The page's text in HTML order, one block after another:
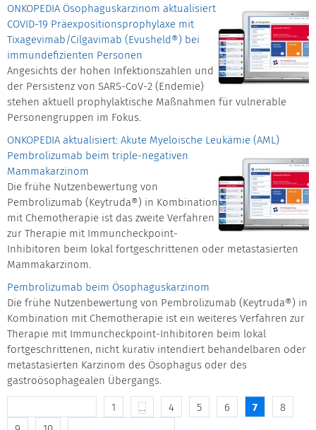
ONKOPEDIA Ösophaguskarzinom aktualisiert
COVID-19 Präexpositionsprophylaxe mit
Tixagevimab/Cilgavimab (Evusheld®) bei
immundefizienten Personen
Angesichts der hohen Infektionszahlen und
der Persistenz von SARS-CoV-2 (Endemie)
stehen aktuell prophylaktische Maßnahmen für vulnerable
Personengruppen im Fokus.
ONKOPEDIA aktualisiert: Akute Myeloische Leukämie (AML)
Pembrolizumab beim triple-negativen
Mammakarzinom
Die frühe Nutzenbewertung von
Pembrolizumab (Keytruda®) in Kombination
mit Chemotherapie ist das zweite Verfahren
zur Therapie mit Immuncheckpoint-
Inhibitoren beim lokal fortgeschrittenen oder metastasierten
Mammakarzinom.
Pembrolizumab beim Ösophaguskarzinom
Die frühe Nutzenbewertung von Pembrolizumab (Keytruda®) in
Kombination mit Chemotherapie ist ein weiteres Verfahren zur
Therapie mit Immuncheckpoint-Inhibitoren beim lokal
fortgeschrittenen, nicht kurativ intendiert behandelbaren oder
metastasierten Karzinom des Ösophagus oder des
gastroösophagealen Übergangs.
1 ... 4 5 6 7
8